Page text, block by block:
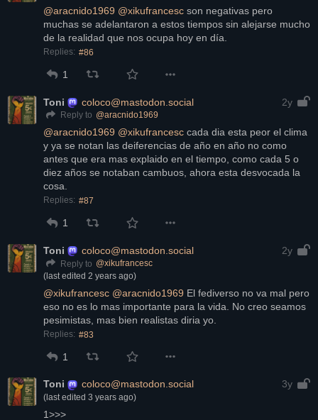
@aracnido1969 @xikufrancesc son negativas pero
muchas se adelantaron a estos tiempos sin alejarse mucho
de la realidad que nos ocupa hoy en día.
Replies: #86
1
Toni coloco@mastodon.social 2y
Reply to @aracnido1969
@aracnido1969 @xikufrancesc cada dia esta peor el clima
y ya se notan las deiferencias de año en año no como
antes que era mas explaido en el tiempo, como cada 5 o
diez años se notaban cambuos, ahora esta desvocada la
cosa.
Replies: #87
1
Toni coloco@mastodon.social 2y
Reply to @xikufrancesc
(last edited 2 years ago)
@xikufrancesc @aracnido1969 El fediverso no va mal pero
eso no es lo mas importante para la vida. No creo seamos
pesimistas, mas bien realistas diria yo.
Replies: #83
1
Toni coloco@mastodon.social 3y
(last edited 3 years ago)
1>>>